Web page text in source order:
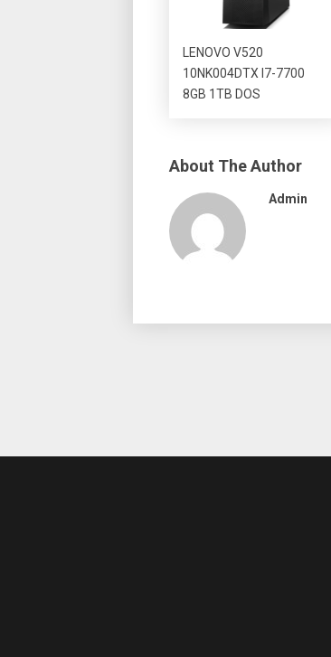
LENOVO V520
10NK004DTX I7-7700
8GB 1TB DOS
About The Author
Admin